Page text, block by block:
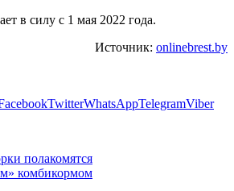
в силу с 1 мая 2022 года.
Источник: onlinebrest.by
TwitterWhatsAppTelegramViber
полакомятся
комбикормом